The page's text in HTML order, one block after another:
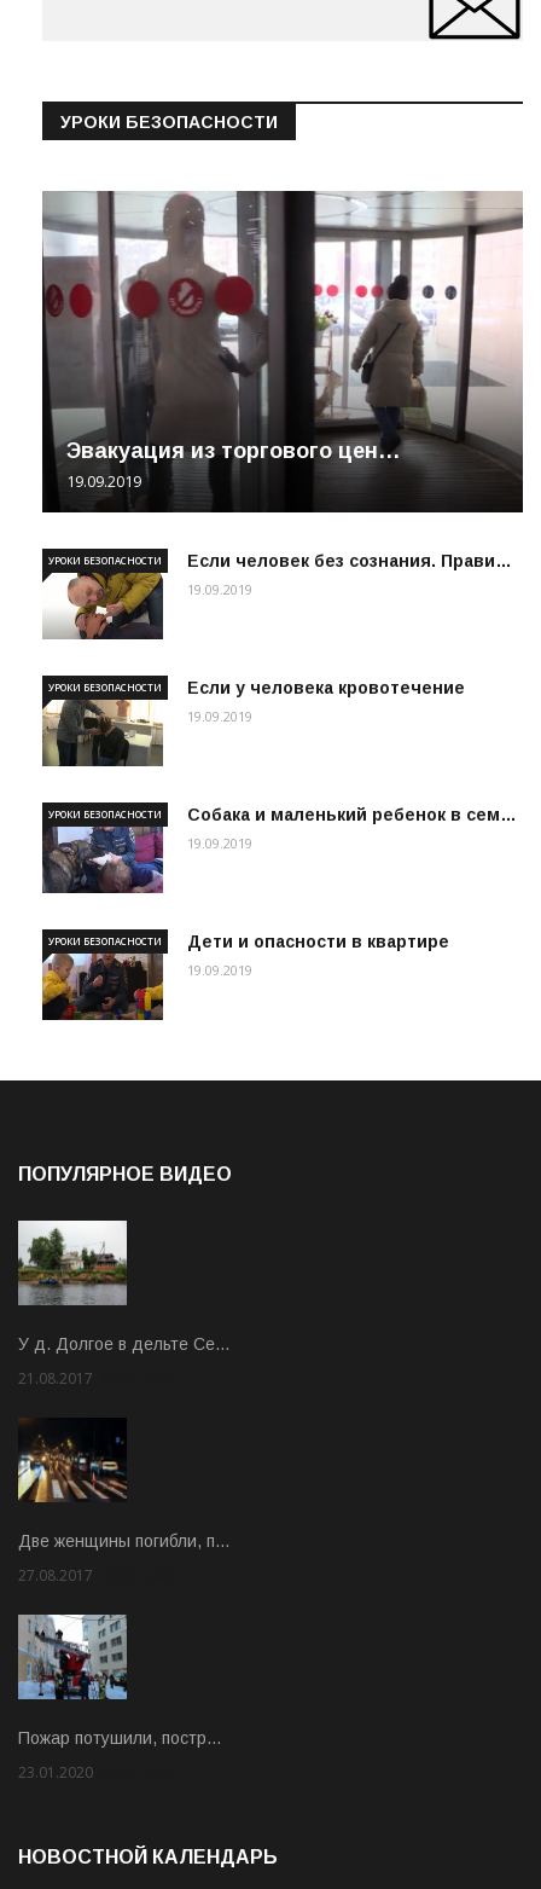
УРОКИ БЕЗОПАСНОСТИ
Эвакуация из торгового цен…
19.09.2019
Если человек без сознания. Прави…
УРОКИ БЕЗОПАСНОСТИ
19.09.2019
Если у человека кровотечение
УРОКИ БЕЗОПАСНОСТИ
19.09.2019
Собака и маленький ребенок в сем…
УРОКИ БЕЗОПАСНОСТИ
19.09.2019
Дети и опасности в квартире
УРОКИ БЕЗОПАСНОСТИ
19.09.2019
ПОПУЛЯРНОЕ ВИДЕО
У д. Долгое в дельте Се…
21.08.2017
Две женщины погибли, п…
27.08.2017
Пожар потушили, постр…
23.01.2020
НОВОСТНОЙ КАЛЕНДАРЬ